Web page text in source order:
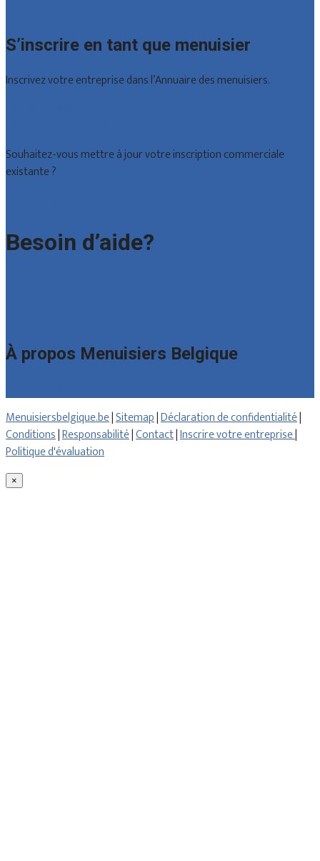
S’inscrire en tant que menuisier
Inscrivez votre entreprise dans l’Annuaire des menuisiers.
Souhaitez-vous mettre à jour votre inscription commerciale
existante ?
Besoin d’aide?
À propos Menuisiers Belgique
Menuisiersbelgique.be|Sitemap|Déclaration de confidentialité|
Conditions|Responsabilité|Contact|Inscrire votre entreprise|
Politique d'évaluation
×